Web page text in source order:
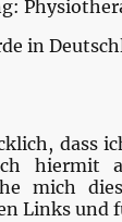
in
dass
hiermit
mich
Links und